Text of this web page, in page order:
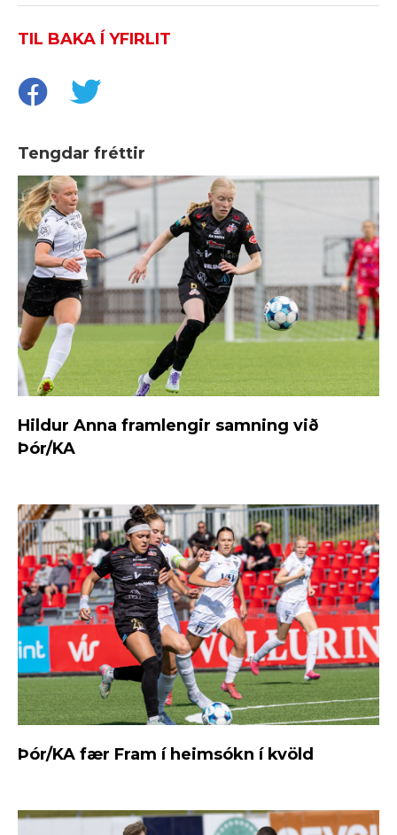
TIL BAKA Í YFIRLIT
Tengdar fréttir
Hildur Anna framlengir samning við
Þór/KA
Þór/KA fær Fram í heimsókn í kvöld